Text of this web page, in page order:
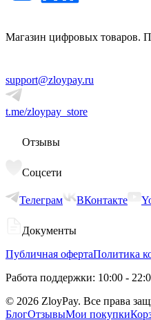
Магазин цифровых товаров.
support@zloypay.ru
t.me/zloypay_store
Отзывы
Соцсети
Телеграм ВКонтакте
Документы
Публичная офертаПолитика
Работа поддержки: 10:00 -
© 2026 ZloyPay. Все права
БлогОтзывыМои покупки